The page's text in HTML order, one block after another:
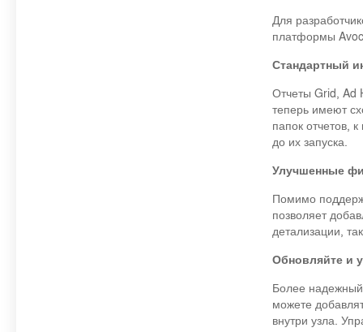
Для
платформы
Стандартный
Отчеты Grid, Ad
теперь имеют
папок отчетов,
до их запуска.
Улучшенные
Помимо
позволяет
детализации,
Обновляйте и
Более надежный
можете
внутри узла.